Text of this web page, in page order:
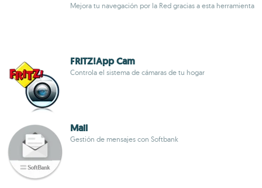
Mejora tu navegación por la Red gracias a esta herramienta
FRITZ!App Cam
Controla el sistema de cámaras de tu hogar
Mail
Gestión de mensajes con Softbank